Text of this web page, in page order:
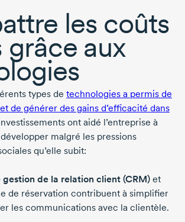
les coûts
grâce aux
types de technologies a permis de
de générer des gains d’efficacité dans
ont aidé l’entreprise à
malgré les pressions
qu’elle subit:
gestion de la relation client (CRM) et
de réservation contribuent à simplifier
les communications avec la clientèle.